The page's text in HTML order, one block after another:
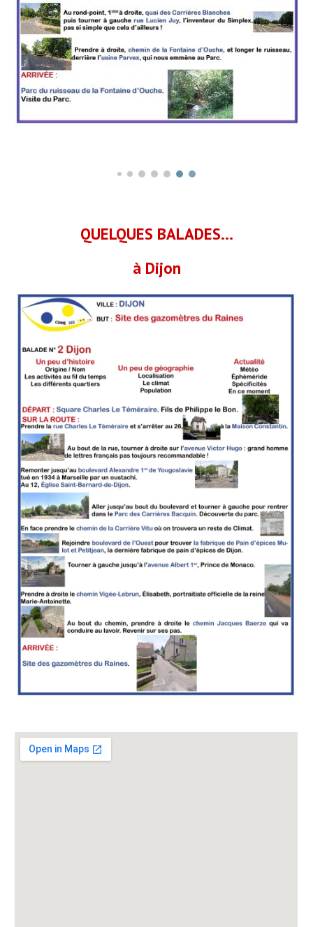
QUELQUES BALADES...
à Dijon